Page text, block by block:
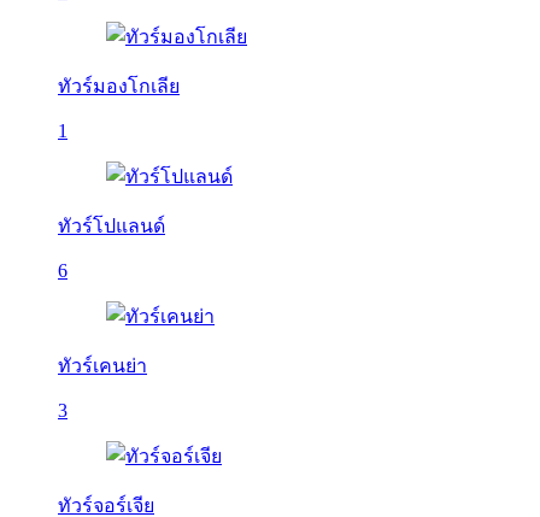
ทัวร์มองโกเลีย
1
ทัวร์โปแลนด์
6
ทัวร์เคนย่า
3
ทัวร์จอร์เจีย